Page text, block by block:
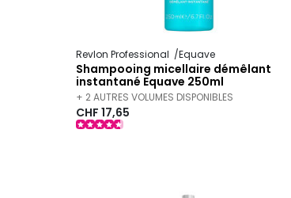
Revlon Professional Equave
Shampooing micellaire démêlant
instantané Equave 250ml
+ 2 AUTRES VOLUMES DISPONIBLES
CHF 17,65